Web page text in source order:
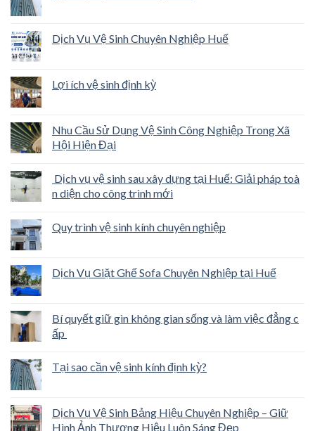
Dịch Vụ Vệ Sinh Chuyên Nghiệp Huế
Lợi ích vệ sinh định kỳ
Nhu Cầu Sử Dụng Vệ Sinh Công Nghiệp Trong Xã
Hội Hiện Đại
Dịch vụ vệ sinh sau xây dựng tại Huế: Giải pháp toà
n diện cho công trình mới
Quy trình vệ sinh kính chuyên nghiệp
Dịch Vụ Giặt Ghế Sofa Chuyên Nghiệp tại Huế
Bí quyết giữ gìn không gian sống và làm việc đẳng c
ấp
Tại sao cần vệ sinh kính định kỳ?
Dịch Vụ Vệ Sinh Bảng Hiệu Chuyên Nghiệp – Giữ
Hình Ảnh Thương Hiệu Luôn Sáng Đẹp